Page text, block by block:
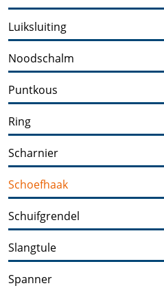
Luiksluiting
Noodschalm
Puntkous
Ring
Scharnier
Schoefhaak
Schuifgrendel
Slangtule
Spanner